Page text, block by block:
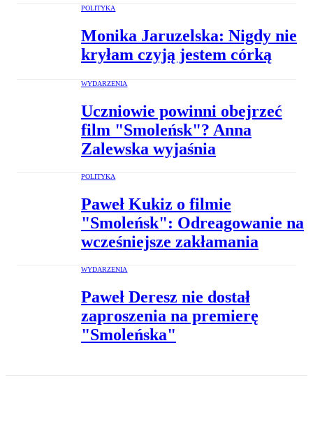
POLITYKA
Monika Jaruzelska: Nigdy nie
kryłam czyją jestem córką
WYDARZENIA
Uczniowie powinni obejrzeć
film "Smoleńsk"? Anna
Zalewska wyjaśnia
POLITYKA
Paweł Kukiz o filmie
"Smoleńsk": Odreagowanie na
wcześniejsze zakłamania
WYDARZENIA
Paweł Deresz nie dostał
zaproszenia na premierę
"Smoleńska"